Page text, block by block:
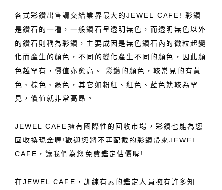
各式彩鑽出售請交給業界最大的JEWEL CAFE! 彩鑽
是鑽石的一種，一般鑽石呈透明無色，而透明無色以外
的鑽石則稱為彩鑽，主要成因是無色鑽石內的微粒起變
化而產生的顏色，不同的變化產生不同的顏色，因此顏
色越罕有，價值亦愈高。 彩鑽的顏色，較常見的有黃
色、棕色、綠色，其它如粉紅、紅色、藍色就較為罕
見，價值就非常高昂。
JEWEL CAFE擁有國際性的回收市場，彩鑽也能為您
回收換現金喔!歡迎您將不再配戴的彩鑽帶來JEWEL
CAFE，讓我們為您免費鑑定估價喔!
在JEWEL CAFE，訓練有素的鑑定人員擁有許多知